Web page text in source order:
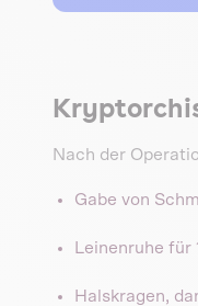
Nach der
Gabe von
Leinenruhe für
Halskragen,